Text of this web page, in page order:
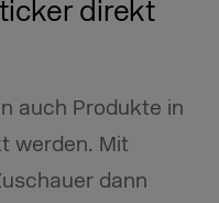
direkt
auch Produkte in
werden. Mit
dann